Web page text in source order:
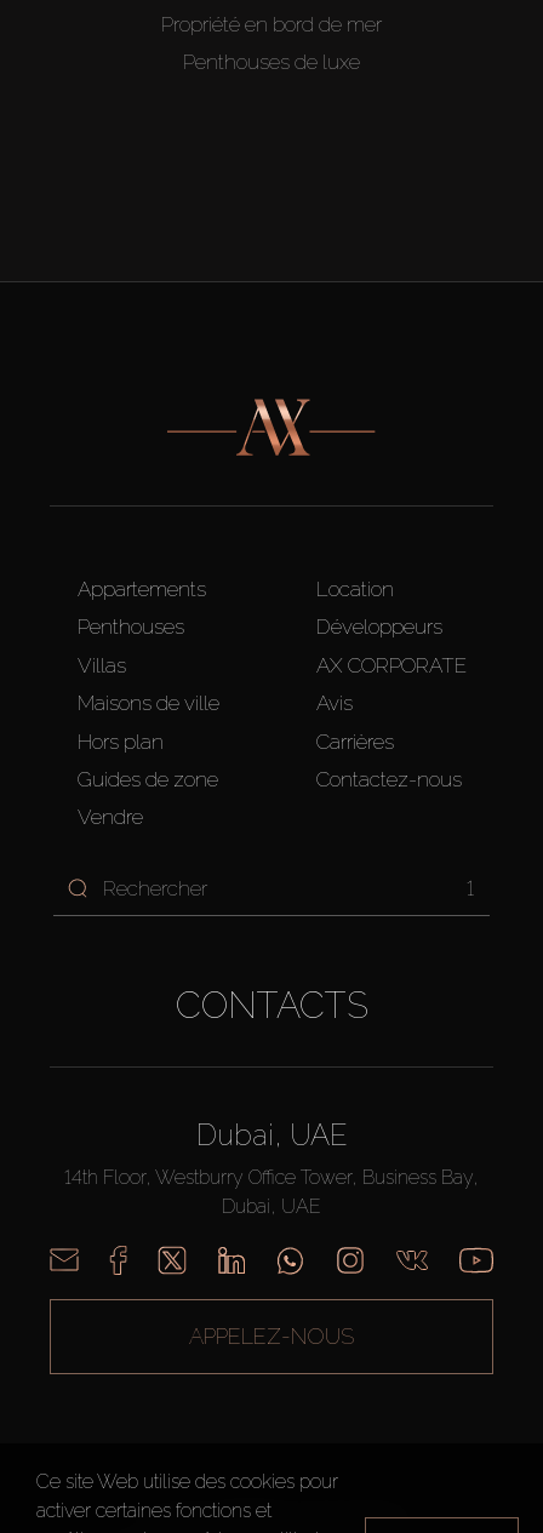
Propriété en bord de mer
Penthouses de luxe
Appartements
Penthouses
Villas
Maisons de ville
Hors plan
Guides de zone
Vendre
Location
Développeurs
AX CORPORATE
Avis
Carrières
Contactez-nous
1
CONTACTS
Dubai, UAE
14th Floor, Westburry Office Tower, Business Bay,
Dubai, UAE
APPELEZ-NOUS
AX CAPITAL ©2026 Tous droits réservés
Ce site Web utilise des cookies pour
activer certaines fonctions et